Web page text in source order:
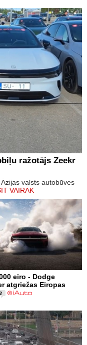
ražotājs Zeekr
valsts autobūves
VAIRĀK
eiro - Dodge
atgriežas Eiropas
2